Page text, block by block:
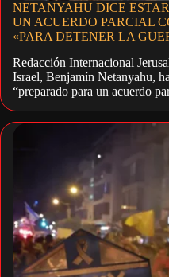
NETANYAHU DICE
UN ACUERDO PARCIAL
«PARA DETENER LA
Redacción Internacional
Israel, Benjamín Netanyahu,
“preparado para un acuerdo